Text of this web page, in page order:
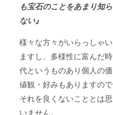
も宝石のことをあまり知ら
ない』
様々な方々がいらっしゃい
ますし、多様性に富んだ時
代というものあり個人の価
値観・好みもありますので
それを良くないこととは思
いません。